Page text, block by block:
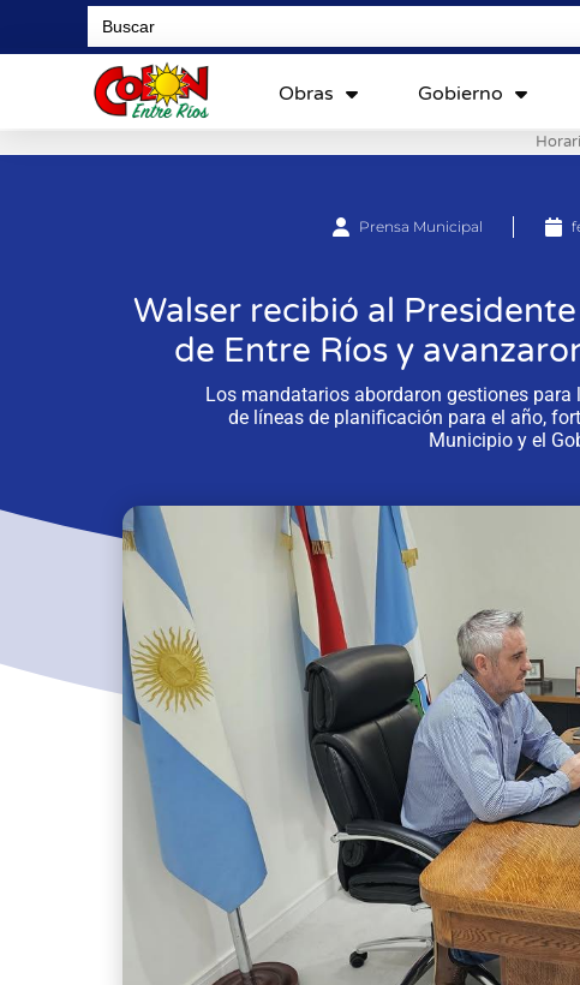
Search
for:
Obras Gobierno
Prensa Municipal
Walser recibió al
de Entre Ríos y
Los mandatarios abordaron gestiones
de líneas de planificación para el año,
Municipio y el